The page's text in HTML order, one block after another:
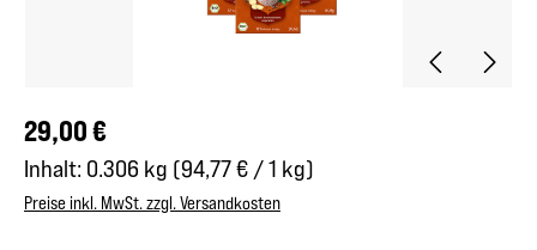
Regulärer Preis:
29,00 €
Inhalt: 0.306 kg (94,77 € / 1 kg)
Preise inkl. MwSt. zzgl. Versandkosten